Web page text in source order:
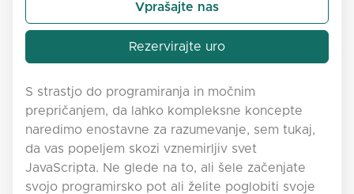
Vprašajte nas
Rezervirajte uro
S strastjo do programiranja in močnim
prepričanjem, da lahko kompleksne koncepte
naredimo enostavne za razumevanje, sem tukaj,
da vas popeljem skozi vznemirljiv svet
JavaScripta. Ne glede na to, ali šele začenjate
svojo programirsko pot ali želite poglobiti svoje